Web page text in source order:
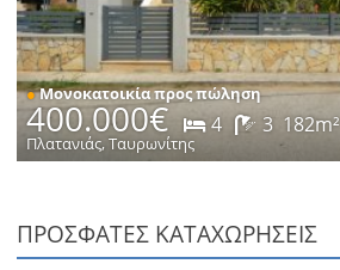
●Μονοκατοικία προς πώληση
400.000€ 4 3 182m²
Πλατανιάς, Ταυρωνίτης
ΠΡΟΣΦΑΤΕΣ ΚΑΤΑΧΩΡΗΣΕΙΣ